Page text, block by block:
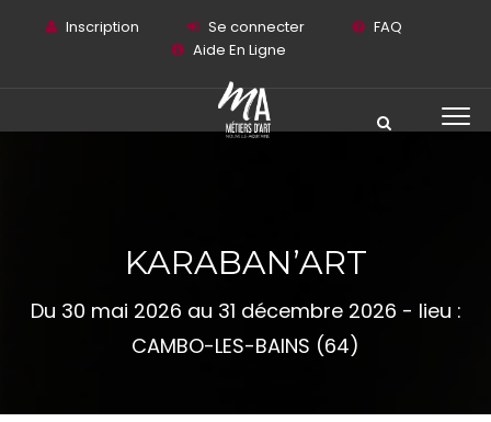
Inscription Se connecter
FAQ
Aide En Ligne
KARABAN’ART
Du 30 mai 2026 au 31 décembre 2026 - lieu :
CAMBO-LES-BAINS (64)